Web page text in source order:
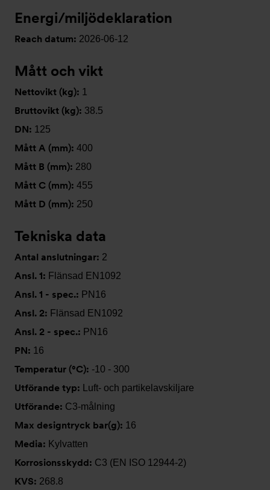
Energi/miljödeklaration
Reach datum: 2026-06-12
Mått och vikt
Nettovikt (kg): 1
Bruttovikt (kg): 38.5
DN: 125
Mått A (mm): 400
Mått B (mm): 280
Mått C (mm): 455
Mått D (mm): 250
Tekniska data
Antal anslutningar: 2
Ansl. 1: Flänsad EN1092
Ansl. 1 - spec.: PN16
Ansl. 2: Flänsad EN1092
Ansl. 2 - spec.: PN16
PN: 16
Temperatur (°C): -10 - 300
Utförande typ: Luft- och partikelavskiljare
Utförande: C3-målning
Max designtryck bar(g): 16
Media: Kylvatten
Korrosionsskydd: C3 (EN ISO 12944-2)
KVS: 268.8